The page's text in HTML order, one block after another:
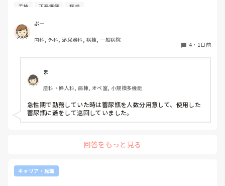
イレに破棄する形でしたが、感染予防上汚物処理室でのみ破
物処理室に持っていくという非効率な方法になってます。尿
破棄人数は10人近くになるので病室と汚物処理室を10往復
する形に。結果尿破棄に時間がかかってます。
ットしワゴン下段に乗せて破棄していき最後まとめて汚物処
理室で破棄してたのでその方法はダメなのか？と疑問抱いて
ます。もちろん汚物見えないようワゴンにカバーする等対策
して。
皆さんの病棟ではどのような方法取られてますか？
手技 正看護師 病棟
ぷー
内科, 外科, 泌尿器科, 病棟, 一般病院
4 ・ 1日前
ま
産科・婦人科, 病棟, オペ室, 小規模多機能
急性期で勤務していた時は蓄尿瓶を人数分用意して、使用した
蓄尿瓶に蓋をして巡回していました。
回答をもっと見る
キャリア・転職